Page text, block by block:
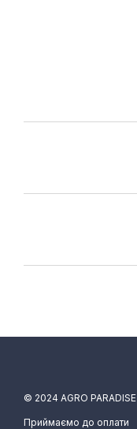
© 2024 AGRO PARADISE
Приймаємо до оплати